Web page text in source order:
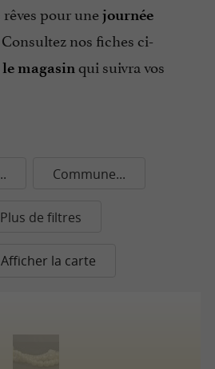
rêves pour unejournée
nos fiches ci-
le magasinqui suivra vos
Commune...
Plus de filtres
Afficher la carte